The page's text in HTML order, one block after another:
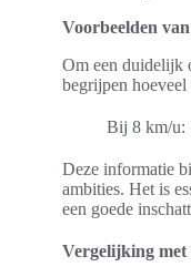
Voorbeelden
Om een duidelijk
begrijpen
Bij 8 km/u:
Deze informatie
ambities. Het is
een goede
Vergelijking met